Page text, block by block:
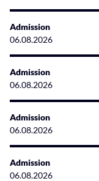
Admission
06.08.2026
Admission
06.08.2026
Admission
06.08.2026
Admission
06.08.2026